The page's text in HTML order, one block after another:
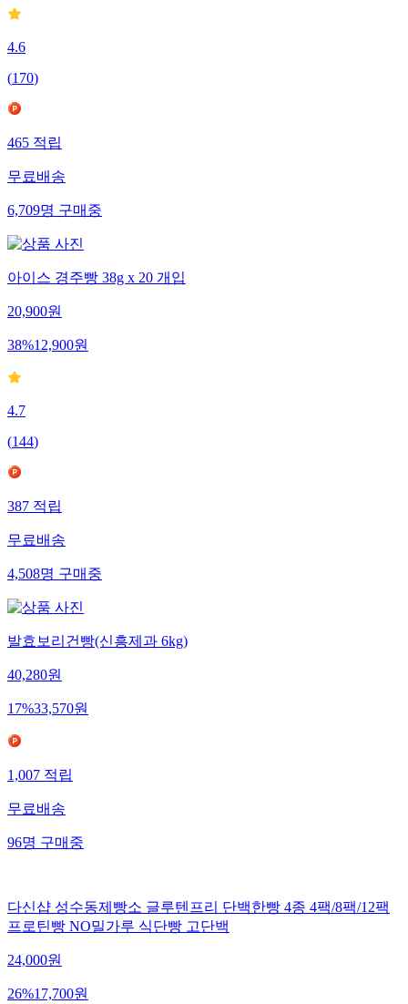
4.6
(170)
465적립
무료배송
6,709명구매중
아이스 경주빵 38g x 20 개입
20,900원
38%12,900원
4.7
(144)
387적립
무료배송
4,508명구매중
발효보리건빵(신흥제과 6kg)
40,280원
17%33,570원
1,007적립
무료배송
96명구매중
다신샵 성수동제빵소 글루텐프리 단백한빵 4종 4팩/8팩/12팩
프로틴빵 NO밀가루 식단빵 고단백
24,000원
26%17,700원